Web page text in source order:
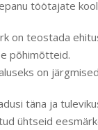
töötajate
on teostada
põhimõtteid.
on
täna ja
ühtseid